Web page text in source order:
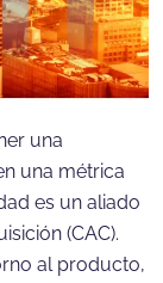
una
una métrica
es un aliado
(CAC).
al producto,